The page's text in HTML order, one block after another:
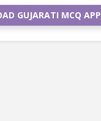
GUJARATI MCQ APP